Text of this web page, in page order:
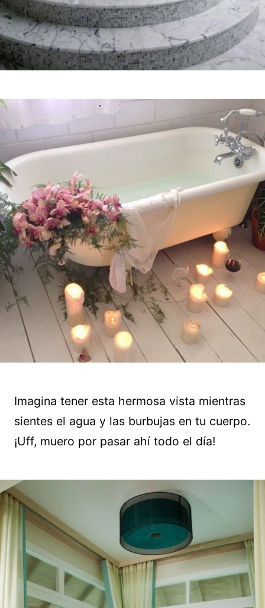
Imagina tener esta hermosa vista mientras
sientes el agua y las burbujas en tu cuerpo.
¡Uff, muero por pasar ahí todo el día!